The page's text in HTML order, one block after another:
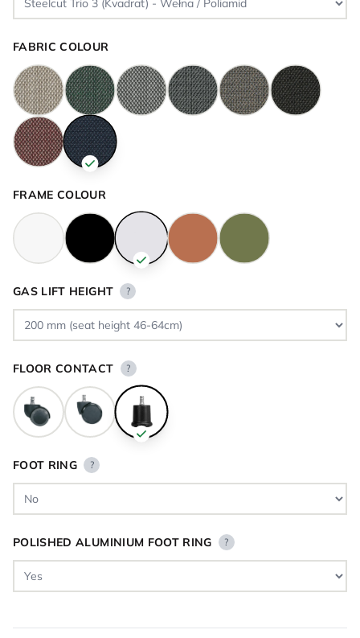
FABRIC COLOUR
FRAME COLOUR
GAS LIFT HEIGHT ?
FLOOR CONTACT ?
FOOT RING ?
POLISHED ALUMINIUM FOOT RING ?